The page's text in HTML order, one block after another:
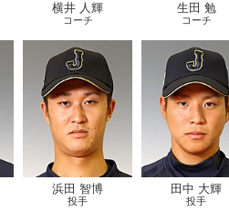
横井 人輝
コーチ
生田 勉
コーチ
浜田 智博
投手
田中 大輝
投手